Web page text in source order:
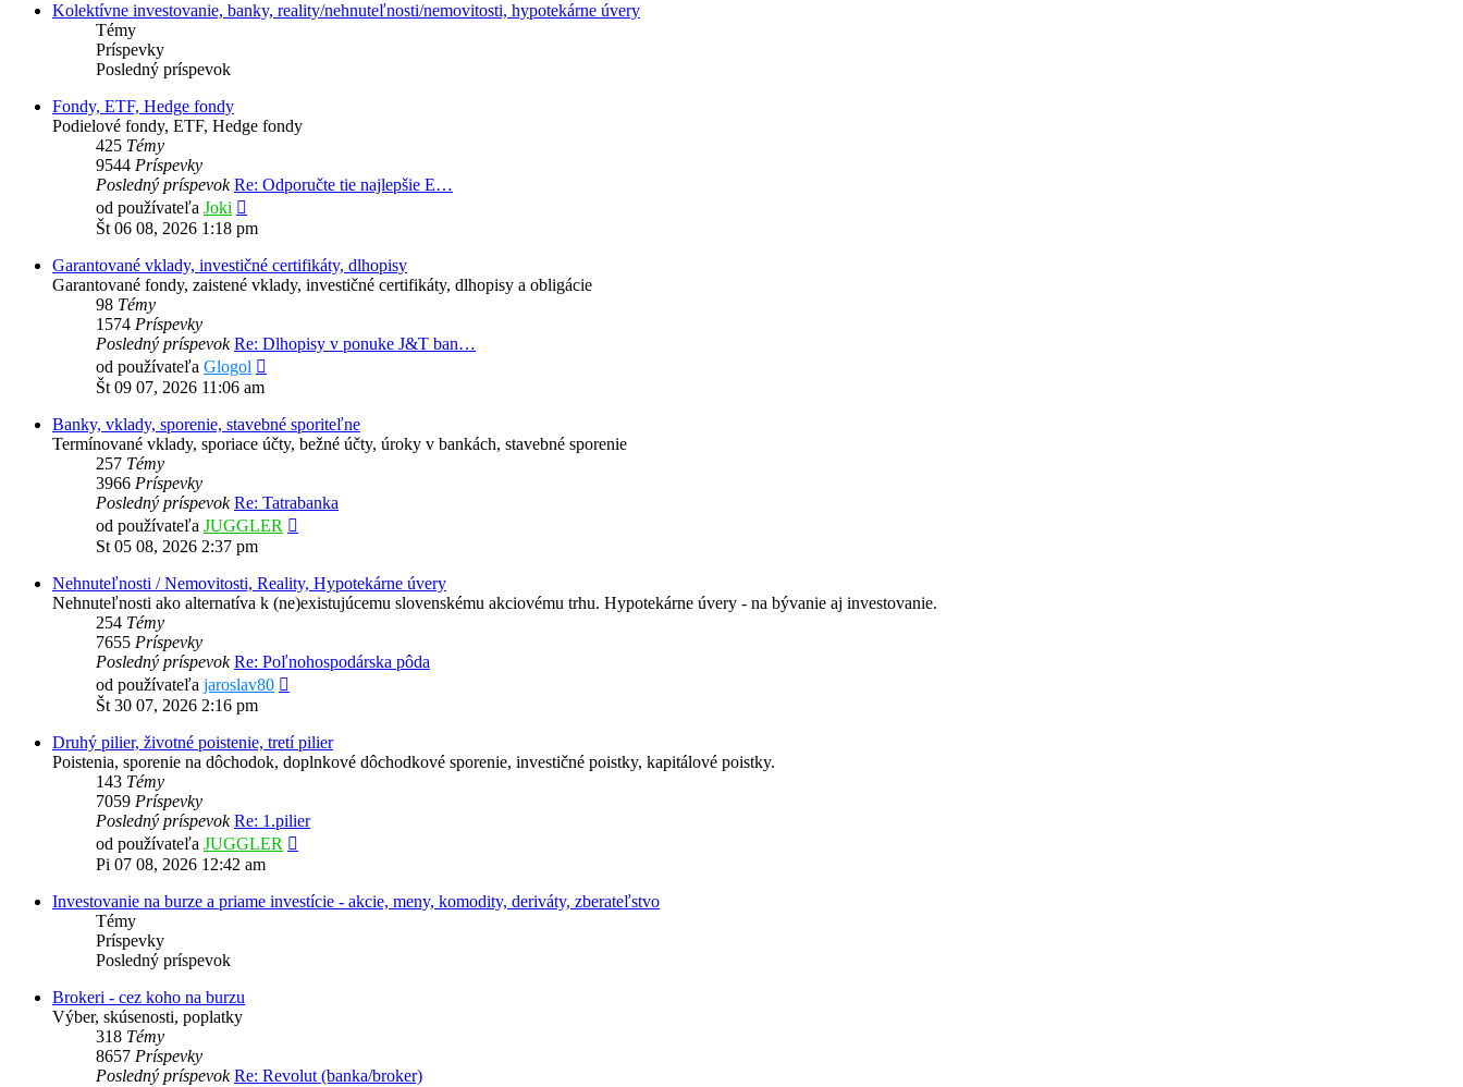
Kolektívne investovanie, banky, reality/nehnuteľnosti/nemovitosti, hypotekárne úvery
Témy
Príspevky
Posledný príspevok
Fondy, ETF, Hedge fondy
Podielové fondy, ETF, Hedge fondy
425 Témy
9544 Príspevky
Posledný príspevok Re: Odporučte tie najlepšie E…
od používateľa Joki
posledný
Št 06 08, 2026 1:18 pm
Garantované vklady, investičné certifikáty, dlhopisy
Garantované fondy, zaistené vklady, investičné certifikáty, dlhopisy a obligácie
98 Témy
1574 Príspevky
Posledný príspevok Re: Dlhopisy v ponuke J&T ban…
od používateľa Glogol
Št 09 07, 2026 11:06 am
Banky, vklady, sporenie, stavebné sporiteľne
Termínované vklady, sporiace účty, bežné účty, úroky v bankách, stavebné sporenie
257 Témy
3966 Príspevky
Posledný príspevok Re: Tatrabanka
od používateľa JUGGLER
St 05 08, 2026 2:37 pm
Nehnuteľnosti / Nemovitosti, Reality, Hypotekárne úvery
Nehnuteľnosti ako alternatíva k (ne)existujúcemu slovenskému akciovému trhu. Hypotekárne úvery - na bývanie aj investovanie.
254 Témy
7655 Príspevky
Posledný príspevok Re: Poľnohospodárska pôda
od používateľa jaroslav80
Št 30 07, 2026 2:16 pm
Druhý pilier, životné poistenie, tretí pilier
Poistenia, sporenie na dôchodok, doplnkové dôchodkové sporenie, investičné poistky, kapitálové poistky.
143 Témy
7059 Príspevky
Posledný príspevok Re: 1.pilier
od používateľa JUGGLER
Pi 07 08, 2026 12:42 am
Investovanie na burze a priame investície - akcie, meny, komodity, deriváty, zberateľstvo
Témy
Príspevky
Posledný príspevok
Brokeri - cez koho na burzu
Výber, skúsenosti, poplatky
318 Témy
8657 Príspevky
Posledný príspevok Re: Revolut (banka/broker)